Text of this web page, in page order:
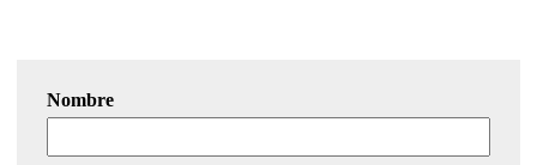
Nombre